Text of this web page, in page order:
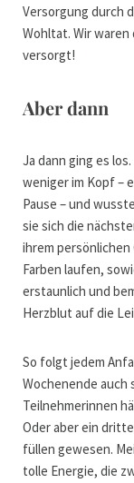
Versorgung durch
Wohltat. Wir
versorgt!
Aber dann
Ja dann ging es
weniger im Kopf –
Pause – und
sie sich die
ihrem persönlichen
Farben laufen,
erstaunlich und
Herzblut auf die
So folgt jedem
Wochenende auch
Teilnehmerinnen
Oder aber ein
füllen gewesen.
tolle Energie, die